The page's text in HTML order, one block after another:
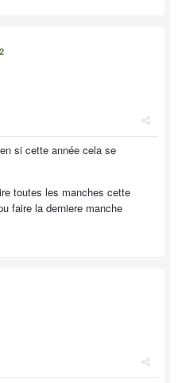
2
si cette année cela se
toutes les manches cette
faire la derniere manche